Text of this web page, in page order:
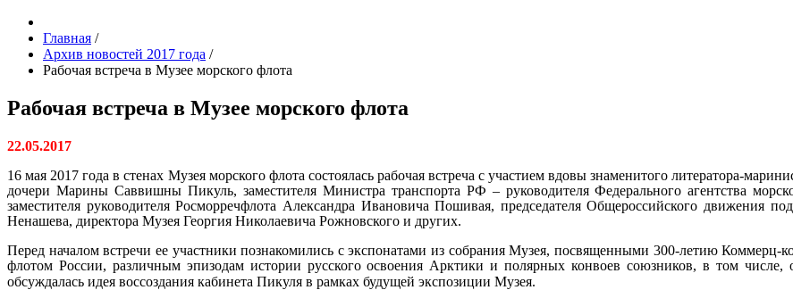
Главная /
Архив новостей 2017 года /
Рабочая встреча в Музее морского флота
Рабочая встреча в Музее морского флота
22.05.2017
16 мая 2017 года в стенах Музея морского флота состоялась рабочая встреча с участием вдовы знаменитого литератора-
дочери Марины Саввишны Пикуль, заместителя Министра транспорта РФ – руководителя Федерального агентства
заместителя руководителя Росморречфлота Александра Ивановича Пошивая, председателя Общероссийского движения
Ненашева, директора Музея Георгия Николаевича Рожновского и других.
Перед началом встречи ее участники познакомились с экспонатами из собрания Музея, посвященными 300-летию Коммерц-
флотом России, различным эпизодам истории русского освоения Арктики и полярных конвоев союзников, в том
обсуждалась идея воссоздания кабинета Пикуля в рамках будущей экспозиции Музея.